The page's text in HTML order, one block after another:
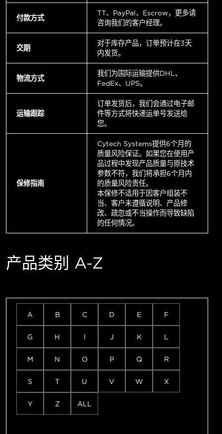
付款方式
TT、PayPal、Escrow，更多请
咨询我们的客户经理。
交期
对于库存产品，订单预计在3天
内发货。
物流方式
我们为国际运输提供DHL、
FedEx、UPS。
运输跟踪
订单发货后，我们会通过电子邮
件等方式将快递运单号发送给
您。
保修指南
Cytech Systems提供6个月的
质量风险保证。如果您在使用产
品过程中发现产品质量与原技术
参数不符，我们将承担6个月内
的质量风险责任。
本保修不适用于因客户组装不
当、客户未遵循说明、产品修
改、疏忽或不当操作而导致缺陷
的任何情况。
产品类别 A-Z
A B C D E F
G H I J K L
M N O P Q R
S T U V W X
Y Z ALL